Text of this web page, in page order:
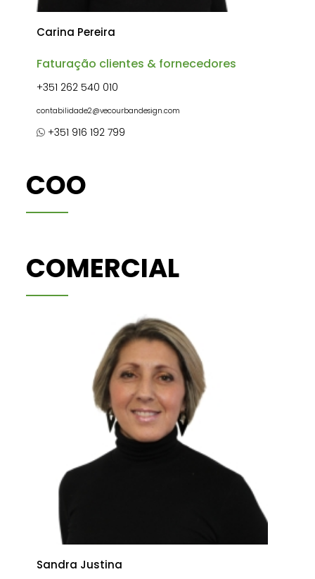
Carina Pereira
Faturação clientes & fornecedores
+351 262 540 010
contabilidade2@vecourbandesign.com
+351 916 192 799
COO
COMERCIAL
Sandra Justina